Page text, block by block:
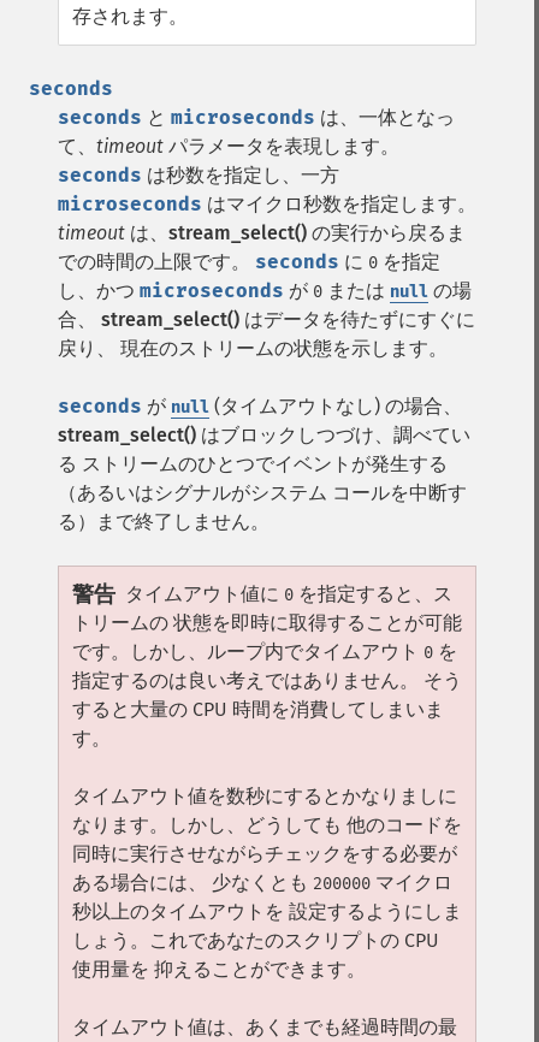
存されます。
seconds
seconds と microseconds は、一体となっ
て、 timeout パラメータを表現します。
seconds は秒数を指定し、一方
microseconds はマイクロ秒数を指定します。
timeout は、 stream_select() の実行から戻るま
での時間の上限です。 seconds に 0 を指定
し、かつ microseconds が 0 または null の場
合、 stream_select() はデータを待たずにすぐに
戻り、 現在のストリームの状態を示します。
seconds が null (タイムアウトなし) の場合、
stream_select() はブロックしつづけ、調べてい
る ストリームのひとつでイベントが発生する
（あるいはシグナルがシステム コールを中断す
る）まで終了しません。
警告 タイムアウト値に 0 を指定すると、ス
トリームの 状態を即時に取得することが可能
です。しかし、ループ内でタイムアウト 0 を
指定するのは良い考えではありません。 そう
すると大量の CPU 時間を消費してしまいま
す。
タイムアウト値を数秒にするとかなりましに
なります。しかし、どうしても 他のコードを
同時に実行させながらチェックをする必要が
ある場合には、 少なくとも 200000 マイクロ
秒以上のタイムアウトを 設定するようにしま
しょう。これであなたのスクリプトの CPU
使用量を 抑えることができます。
タイムアウト値は、あくまでも経過時間の最